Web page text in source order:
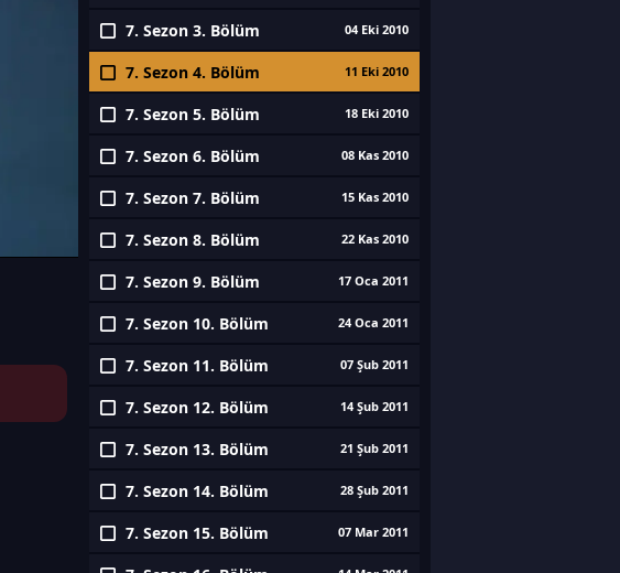
7. Sezon 3. Bölüm 04 Eki 2010
7. Sezon 4. Bölüm 11 Eki 2010
7. Sezon 5. Bölüm 18 Eki 2010
7. Sezon 6. Bölüm 08 Kas 2010
7. Sezon 7. Bölüm 15 Kas 2010
7. Sezon 8. Bölüm 22 Kas 2010
7. Sezon 9. Bölüm 17 Oca 2011
7. Sezon 10. Bölüm 24 Oca 2011
7. Sezon 11. Bölüm 07 Şub 2011
7. Sezon 12. Bölüm 14 Şub 2011
7. Sezon 13. Bölüm 21 Şub 2011
7. Sezon 14. Bölüm 28 Şub 2011
7. Sezon 15. Bölüm 07 Mar 2011